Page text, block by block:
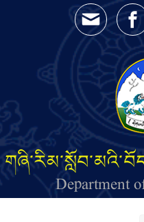
Skip to main content
Department